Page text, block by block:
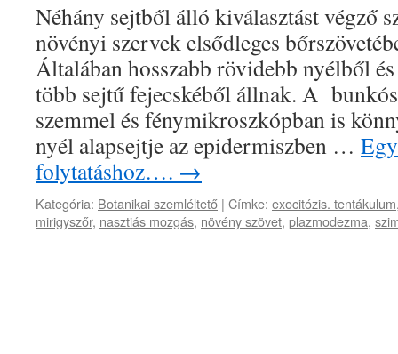
Néhány sejtből álló kiválasztást végző
növényi szervek elsődleges
Általában hosszabb rövidebb nyélből
több sejtű fejecskéből állnak. A
szemmel és fénymikroszkópban is
nyél alapsejtje az epidermiszben …
folytatáshoz…. →
Kategória: Botanikai szemléltető | Címke: exocitózis. tentákulum
mirigyszőr, nasztiás mozgás, növény szövet, plazmodezma,